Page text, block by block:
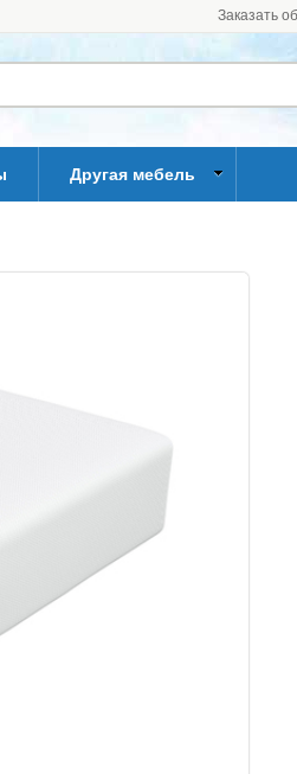
Заказать
Другая мебель